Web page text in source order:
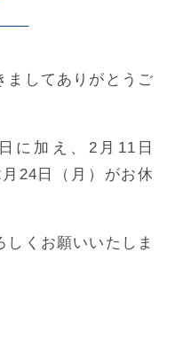
ましてありがとうご
に加え、2月11日
24日（月）がお休
しくお願いいたしま